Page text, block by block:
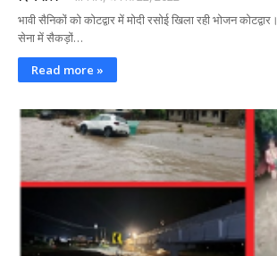
भावी सैनिकों को कोटद्वार में मोदी रसोई खिला रही भोजन
सेना में सैकड़ों…
Read more »